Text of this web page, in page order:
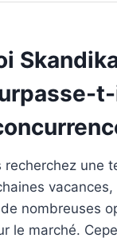
recherchez une
vacances,
nombreuses
le marché.